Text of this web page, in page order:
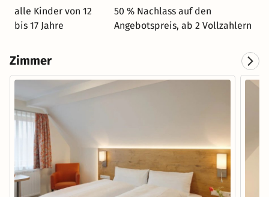
Ob Babybett oder Hochstuhl, Malstifte oder Spätzle mit
Sauce - Ihre Kinder werden bestens umsorgt. Für den
eine herausragende Genießer-Küche, sondern auch eine
ausgewählte Weinkarte und einen herzlichen Service.
Erkunden Sie das Landhotel Steigenhaus und lassen Sie
sich von uns begeistern. Wir freuen uns, Sie als Gäste bei
uns zu begrüßen
alle Kinder von 12
bis 17 Jahre
50 % Nachlass auf den
Angebotspreis, ab 2 Vollzahlern
Zimmer